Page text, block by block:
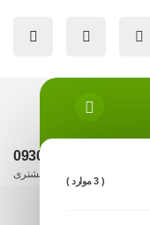
( 3 موارد )
09301704132
واحد صدای مشتری